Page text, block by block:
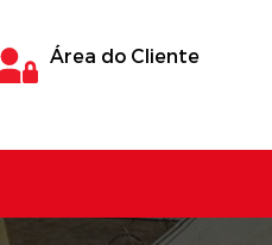
Área do Cliente